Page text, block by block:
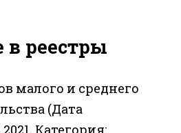
реестры
малого и среднего
(Дата
Категория: